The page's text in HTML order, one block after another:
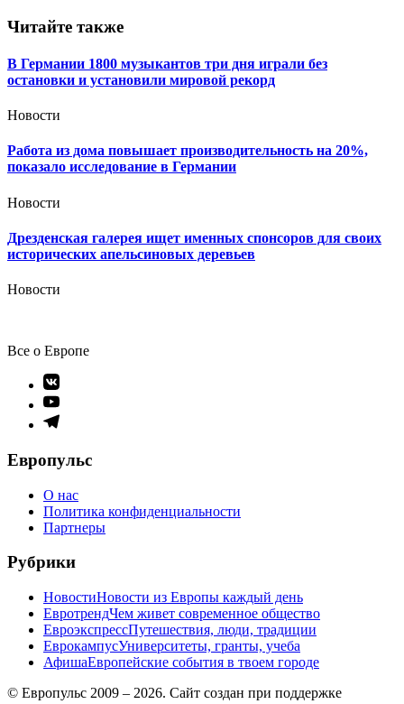
Читайте также
В Германии 1800 музыкантов три дня играли без
остановки и установили мировой рекорд
Новости
Работа из дома повышает производительность на 20%,
показало исследование в Германии
Новости
Дрезденская галерея ищет именных спонсоров для своих
исторических апельсиновых деревьев
Новости
Все о Европе
Элемент
меню
Элемент
меню
Элемент
Европульс
О нас
Политика конфиденциальности
Партнеры
Рубрики
НовостиНовости из Европы каждый день
ЕвротрендЧем живет современное общество
ЕвроэкспрессПутешествия, люди, традиции
ЕврокампусУниверситеты, гранты, учеба
АфишаЕвропейские события в твоем городе
© Европульс 2009 – 2026. Сайт создан при поддержке